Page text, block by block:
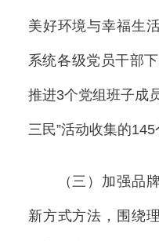
美好环境与幸福生
系统各级党员干部
推进3个党组班子成
三民”活动收集的145
（三）加强品牌
新方式方法，围绕